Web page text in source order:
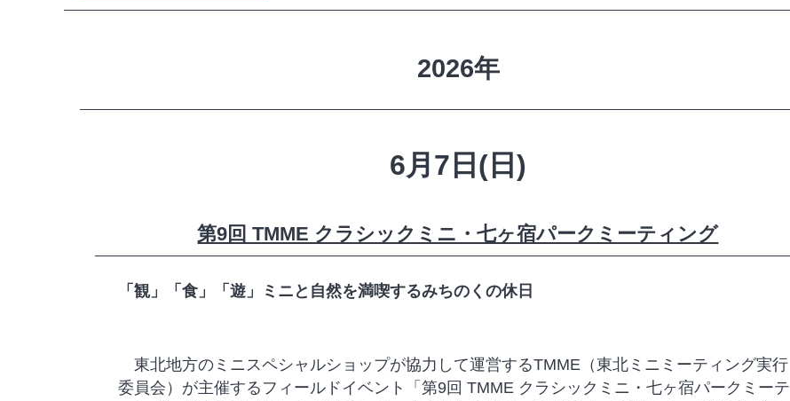
2026年
6月7日(日)
第9回 TMME クラシックミニ・七ヶ宿パークミーティング
「観」「食」「遊」ミニと自然を満喫するみちのくの休日
東北地方のミニスペシャルショップが協力して運営するTMME（東北ミニミーティング実行
委員会）が主催するフィールドイベント「第9回 TMME クラシックミニ・七ヶ宿パークミーテ